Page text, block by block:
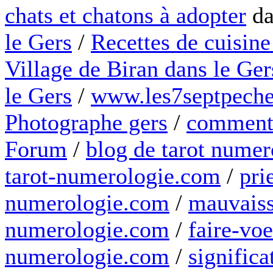
chats et chatons à adopter
le Gers / Recettes de
Village de Biran dans le
le Gers /
Photographe gers /
Forum / blog de tarot
tarot-numerologie.com /
numerologie.com /
numerologie.com / faire-
numerologie.com /